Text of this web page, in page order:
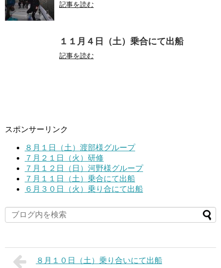
記事を読む
１１月４日（土）乗合にて出船
記事を読む
スポンサーリンク
８月１日（土）渡部様グループ
７月２１日（火）研修
７月１２日（日）河野様グループ
７月１１日（土）乗合にて出船
６月３０日（火）乗り合にて出船
８月１０日（土）乗り合いにて出船